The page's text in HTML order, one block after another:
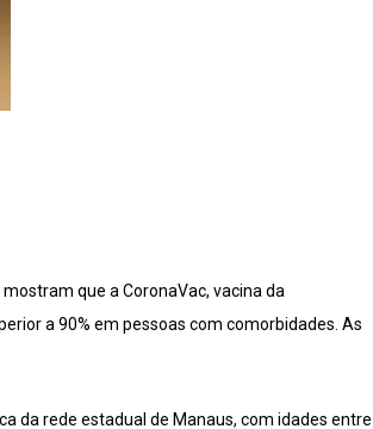
que a CoronaVac, vacina da
a 90% em pessoas com comorbidades. As
da rede estadual de Manaus, com idades entre